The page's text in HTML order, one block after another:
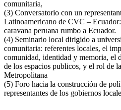
comunitaria,
(3) Conversatorio con un
Latinoamericano de CVC –
caravana peruana rumbo a Ecuador.
(4) Seminario local dirigido a
comunitaria: referentes locales, el
comunidad, identidad y memoria, el
de los espacios publicos, y el rol de
Metropolitana
(5) Foro hacia la construcción de
representantes de los gobiernos